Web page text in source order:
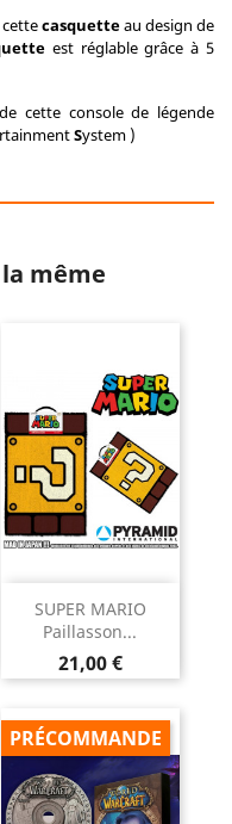
cettecasquetteau design de
est réglable grâce à 5
cette console de légende
System )
même
SUPER MARIO
Paillasson...
Prix
21,00 €
PRÉCOMMANDE